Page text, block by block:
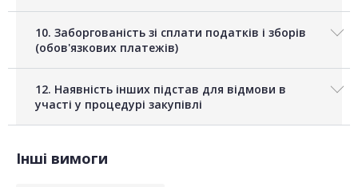
10. Заборгованість зі сплати податків і зборів
(обов'язкових платежів)
12. Наявність інших підстав для відмови в
участі у процедурі закупівлі
Інші вимоги